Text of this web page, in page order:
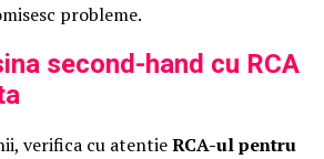
probleme.
second-hand cu RCA
verifica cu atentieRCA-ul pentru